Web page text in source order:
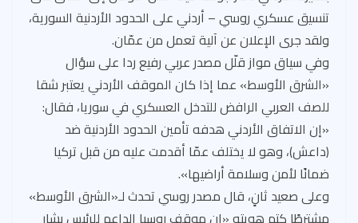
تنسيق عسكري روسي – أردني على الحدود الأردنية السورية،
ولقد جرى الإعلان عن آلية تعمل من عمّان.
وفي سياق مواز قلّل مصدر عربي رفيع ردا على سؤال
«الشرق الأوسط» عما إذا كان الموقف الأردني يعتبر شقا
للصف العربي الرافض للتدخل العسكري في سوريا، فقال:
«إن الاتفاق الأردني هدفه تأمين الحدود الأردنية ضد
(داعش)، وهو لا يختلف عمّا أقدمت عليه من قبل تركيا
ضمانًا لأمن وسلامة أراضيها».
وعلى صعيد ثانٍ، قال مصدر روسي تحدث لـ«الشرق الأوسط»
مشترطًا كتم هويته «إن موقف روسيا الداعم للرئيس بشار